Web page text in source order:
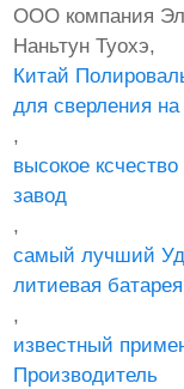
ООО компания
Наньтун Туохэ,
Китай
для сверления на
,
высокое
завод
,
самый лучший
литиевая
,
известный
Производитель